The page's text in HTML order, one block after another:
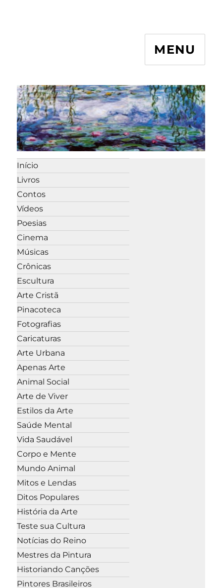
MENU
Início
Livros
Contos
Vídeos
Poesias
Cinema
Músicas
Crônicas
Escultura
Arte Cristã
Pinacoteca
Fotografias
Caricaturas
Arte Urbana
Apenas Arte
Animal Social
Arte de Viver
Estilos da Arte
Saúde Mental
Vida Saudável
Corpo e Mente
Mundo Animal
Mitos e Lendas
Ditos Populares
História da Arte
Teste sua Cultura
Notícias do Reino
Mestres da Pintura
Historiando Canções
Pintores Brasileiros